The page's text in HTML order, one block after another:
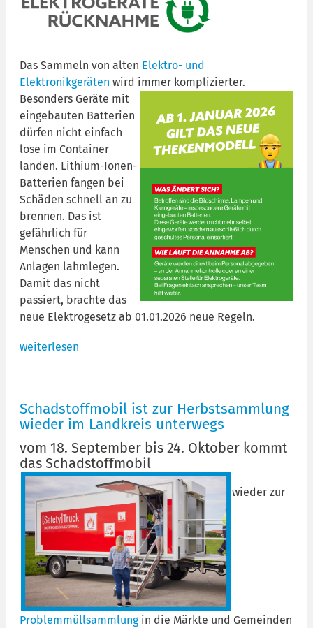
Das Sammeln von alten Elektro- und
Elektronikgeräten wird immer komplizierter.
Besonders Geräte mit
eingebauten Batterien
dürfen nicht einfach
lose im Container
landen. Lithium-Ionen-
Batterien fangen bei
Schäden schnell an zu
brennen. Das ist
gefährlich für
Menschen und kann
Anlagen lahmlegen.
Damit das nicht
passiert, brachte das
neue Elektrogesetz ab 01.01.2026 neue Regeln.
weiterlesen
Schadstoffmobil ist zur Herbstsammlung
wieder im Landkreis unterwegs
vom 18. September bis 24. Oktober kommt
das Schadstoffmobil
wieder zur
Problemmüllsammlung in die Märkte und Gemeinden